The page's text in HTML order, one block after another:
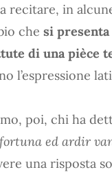
recitare, in
che si
di una pièce
l’espressione
poi, chi ha
fortuna ed ardir
una risposta